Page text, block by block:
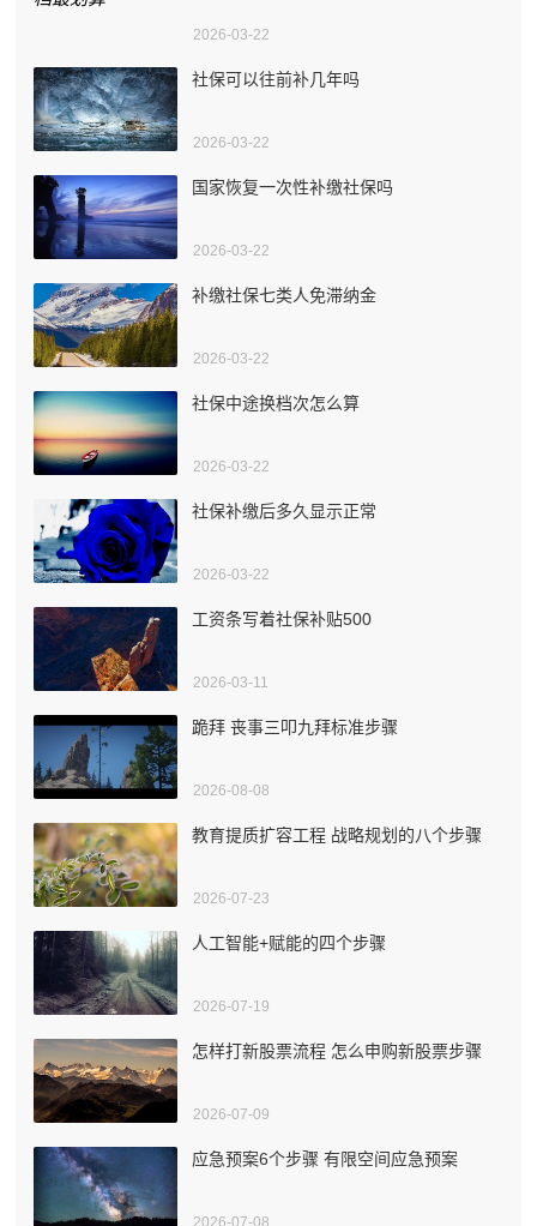
2026-03-22
社保可以往前补几年吗
2026-03-22
国家恢复一次性补缴社保吗
2026-03-22
补缴社保七类人免滞纳金
2026-03-22
社保中途换档次怎么算
2026-03-22
社保补缴后多久显示正常
2026-03-22
工资条写着社保补贴500
2026-03-11
跪拜 丧事三叩九拜标准步骤
2026-08-08
教育提质扩容工程 战略规划的八个步骤
2026-07-23
人工智能+赋能的四个步骤
2026-07-19
怎样打新股票流程 怎么申购新股票步骤
2026-07-09
应急预案6个步骤 有限空间应急预案
2026-07-08